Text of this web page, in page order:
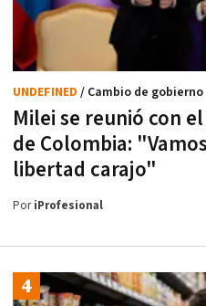
Milei se reunió con
de Colombia:
libertad carajo"
UNDEFINED / Cambio de gobierno
PoriProfesional